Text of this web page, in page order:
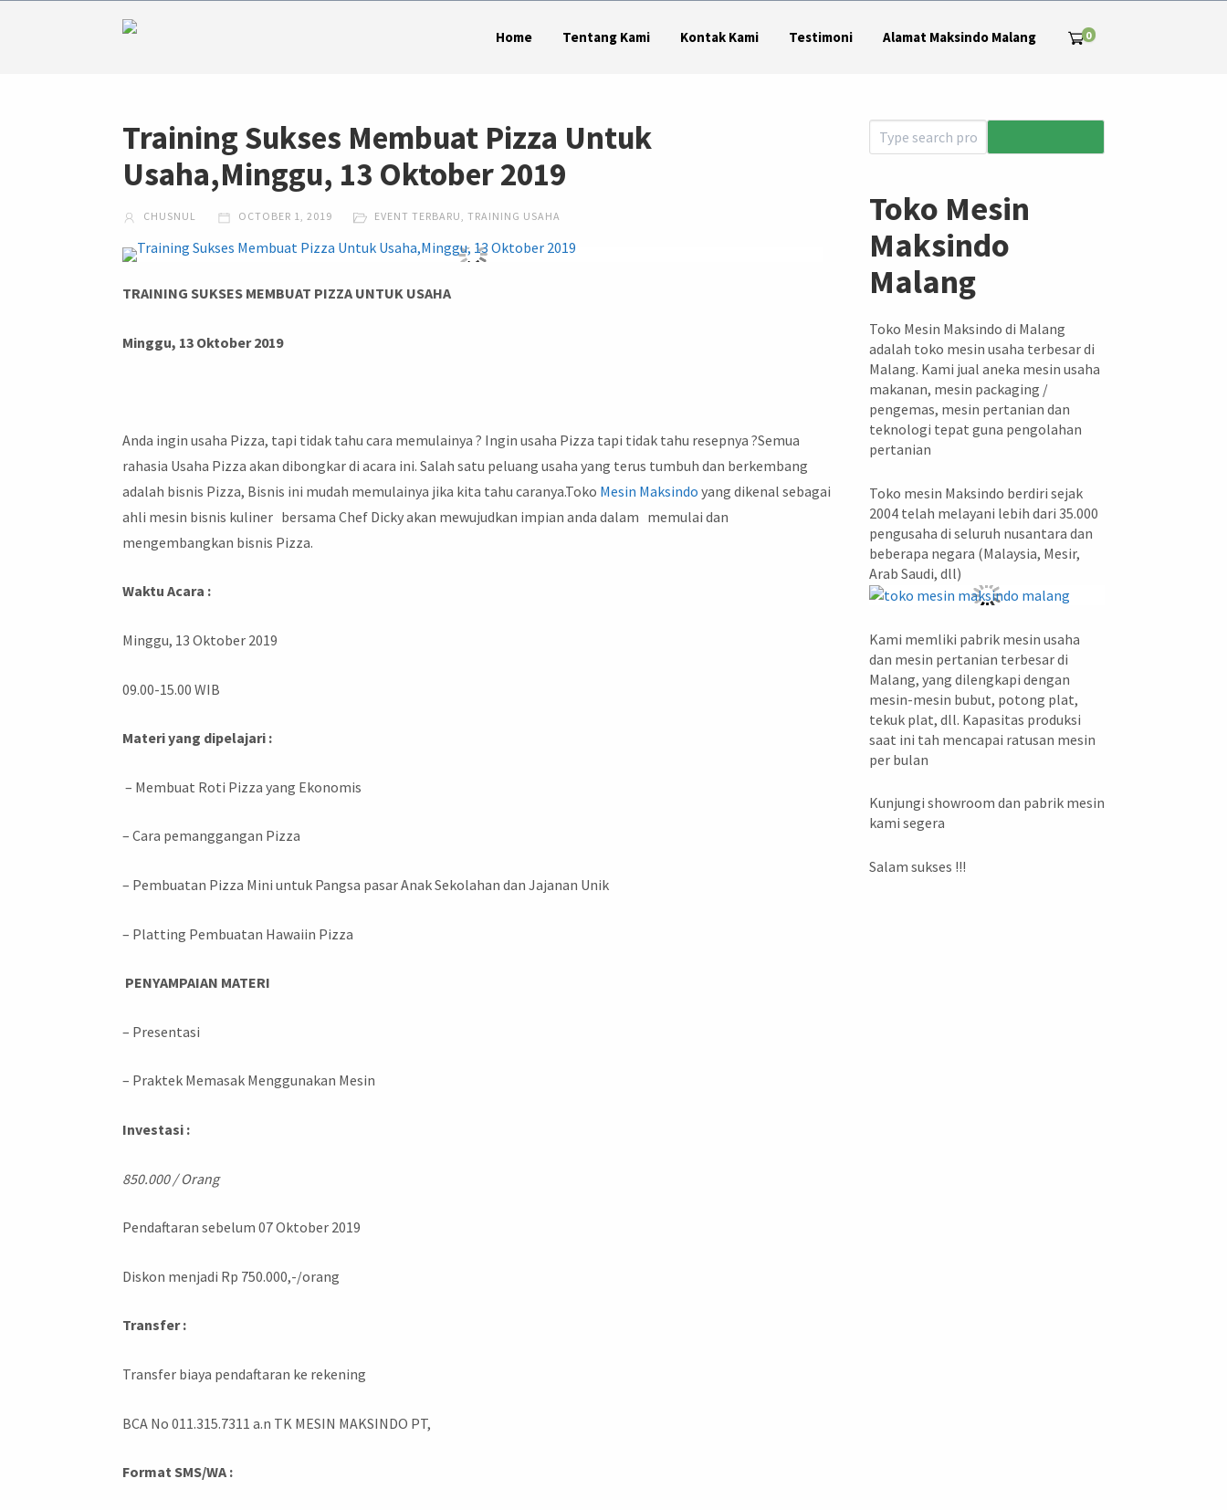
Home Tentang Kami Kontak Kami Testimoni Alamat Maksindo Malang 0
Training Sukses Membuat Pizza Untuk
Usaha,Minggu, 13 Oktober 2019
CHUSNUL OCTOBER 1, 2019 EVENT TERBARU,TRAINING USAHA
TRAINING SUKSES MEMBUAT PIZZA UNTUK USAHA
Minggu, 13 Oktober 2019
Anda ingin usaha Pizza, tapi tidak tahu cara memulainya ? Ingin usaha Pizza tapi tidak tahu resepnya ?Semua
rahasia Usaha Pizza akan dibongkar di acara ini. Salah satu peluang usaha yang terus tumbuh dan berkembang
adalah bisnis Pizza, Bisnis ini mudah memulainya jika kita tahu caranya.Toko Mesin Maksindo yang dikenal sebagai
ahli mesin bisnis kuliner bersama Chef Dicky akan mewujudkan impian anda dalam memulai dan
mengembangkan bisnis Pizza.
Waktu Acara :
Minggu, 13 Oktober 2019
09.00-15.00 WIB
Materi yang dipelajari :
– Membuat Roti Pizza yang Ekonomis
– Cara pemanggangan Pizza
– Pembuatan Pizza Mini untuk Pangsa pasar Anak Sekolahan dan Jajanan Unik
– Platting Pembuatan Hawaiin Pizza
PENYAMPAIAN MATERI
– Presentasi
– Praktek Memasak Menggunakan Mesin
Investasi :
850.000 / Orang
Pendaftaran sebelum 07 Oktober 2019
Diskon menjadi Rp 750.000,-/orang
Transfer :
Transfer biaya pendaftaran ke rekening
BCA No 011.315.7311 a.n TK MESIN MAKSINDO PT,
Format SMS/WA :
Toko Mesin
Maksindo
Malang
Toko Mesin Maksindo di Malang
adalah toko mesin usaha terbesar di
Malang. Kami jual aneka mesin usaha
makanan, mesin packaging /
pengemas, mesin pertanian dan
teknologi tepat guna pengolahan
pertanian
Toko mesin Maksindo berdiri sejak
2004 telah melayani lebih dari 35.000
pengusaha di seluruh nusantara dan
beberapa negara (Malaysia, Mesir,
Arab Saudi, dll)
Kami memliki pabrik mesin usaha
dan mesin pertanian terbesar di
Malang, yang dilengkapi dengan
mesin-mesin bubut, potong plat,
tekuk plat, dll. Kapasitas produksi
saat ini tah mencapai ratusan mesin
per bulan
Kunjungi showroom dan pabrik mesin
kami segera
Salam sukses !!!